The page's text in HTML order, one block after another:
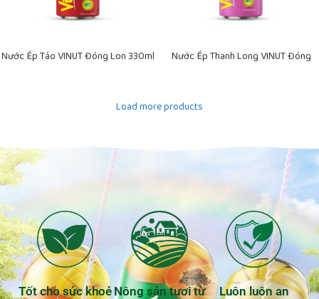
Nước Ép Táo VINUT Đóng Lon 330ml
Nước Ép Thanh Long VINUT Đóng
Load more products
Tốt cho sức khoẻ Nông sản tươi từ
Luôn luôn an